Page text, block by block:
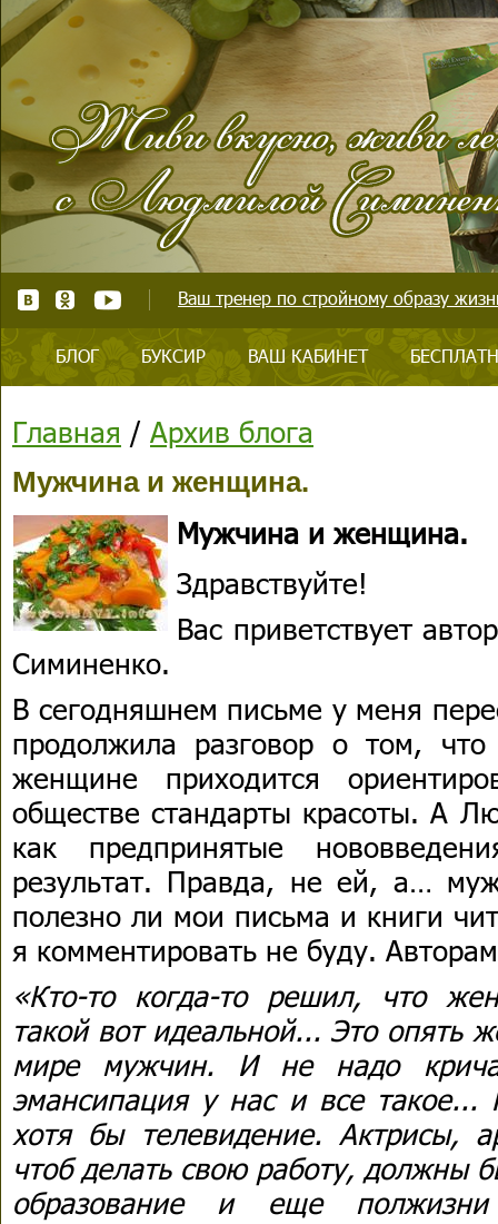
Ваш тренер по стройному образу
БЛОГ БУКСИР ВАШ КАБИНЕТ
Главная / Архив блога
Мужчина и женщина.
Мужчина и женщина.
Здравствуйте!
Вас приветствует
Симиненко.
В сегодняшнем письме у меня
продолжила разговор о том,
женщине приходится
обществе стандарты красоты. А
как предпринятые
результат. Правда, не ей, а…
полезно ли мои письма и книги
я комментировать не буду.
«Кто-то когда-то решил, что
такой вот идеальной... Это опять
мире мужчин. И не надо
эмансипация у нас и все такое...
хотя бы телевидение. Актрисы,
чтоб делать свою работу, должны
образование и еще полжизни